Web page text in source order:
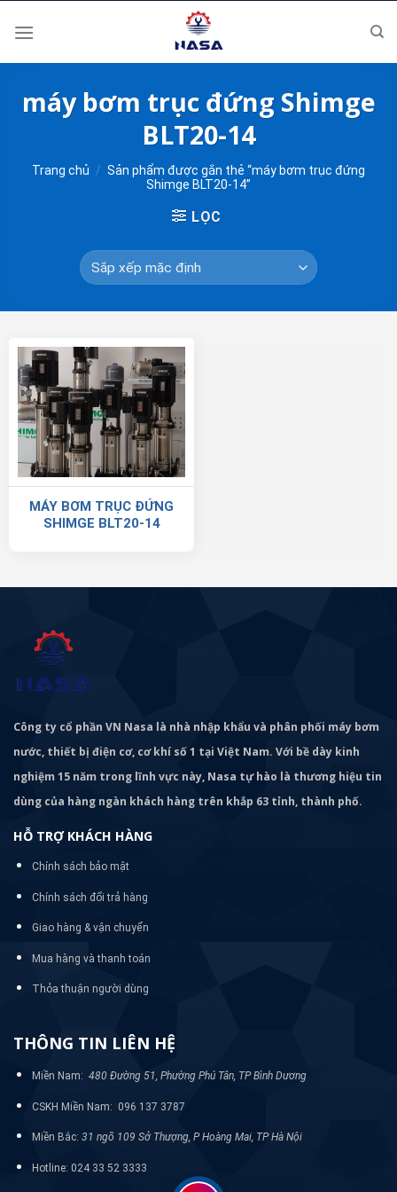
máy bơm trục đứng Shimge
BLT20-14
Trang chủ / Sản phẩm được gắn thẻ “máy bơm trục đứng
Shimge BLT20-14”
LỌC
MÁY BƠM TRỤC ĐỨNG
SHIMGE BLT20-14
Công ty cổ phần VN Nasa là nhà nhập khẩu và phân phối máy bơm
nước, thiết bị điện cơ, cơ khí số 1 tại Việt Nam. Với bề dày kinh
nghiệm 15 năm trong lĩnh vực này, Nasa tự hào là thương hiệu tin
dùng của hàng ngàn khách hàng trên khắp 63 tỉnh, thành phố.
HỖ TRỢ KHÁCH HÀNG
Chính sách bảo mật
Chính sách đổi trả hàng
Giao hàng & vận chuyển
Mua hàng và thanh toán
Thỏa thuận người dùng
THÔNG TIN LIÊN HỆ
Miền Nam: 480 Đường 51, Phường Phú Tân, TP Bình Dương
CSKH Miền Nam: 096 137 3787
Miền Bắc: 31 ngõ 109 Sở Thượng, P Hoàng Mai, TP Hà Nội
Hotline: 024 33 52 3333